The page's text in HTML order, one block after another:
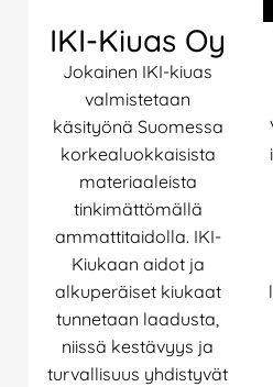
IKI-Kiuas Oy
Jokainen IKI-kiuas
valmistetaan
käsityönä Suomessa
korkealuokkaisista
materiaaleista
tinkimättömällä
ammattitaidolla. IKI-
Kiukaan aidot ja
alkuperäiset kiukaat
tunnetaan laadusta,
niissä kestävyys ja
turvallisuus yhdistyvät